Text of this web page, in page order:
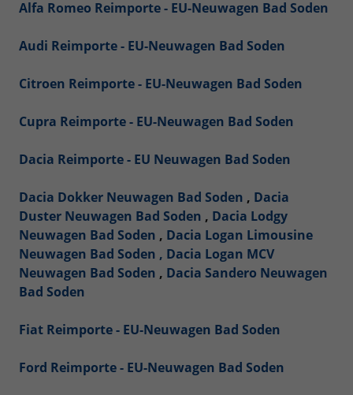
Alfa Romeo Reimporte - EU-Neuwagen Bad Soden
Audi Reimporte - EU-Neuwagen Bad Soden
Citroen Reimporte - EU-Neuwagen Bad Soden
Cupra Reimporte - EU-Neuwagen Bad Soden
Dacia Reimporte - EU Neuwagen Bad Soden
Dacia Dokker Neuwagen Bad Soden , Dacia
Duster Neuwagen Bad Soden , Dacia Lodgy
Neuwagen Bad Soden , Dacia Logan Limousine
Neuwagen Bad Soden , Dacia Logan MCV
Neuwagen Bad Soden , Dacia Sandero Neuwagen
Bad Soden
Fiat Reimporte - EU-Neuwagen Bad Soden
Ford Reimporte - EU-Neuwagen Bad Soden